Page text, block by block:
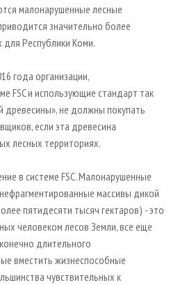
малонарушенные лесные
значительно более
Республики Коми.
года организации,
FSC и использующие стандарт так
древесины», не должны покупать
если эта древесина
лесных территориях.
в системе FSC. Малонарушенные
массивы дикой
пятидесяти тысяч гектаров) - это
человеком лесов Земли, все еще
длительного
вместить жизнеспособные
чувствительных к